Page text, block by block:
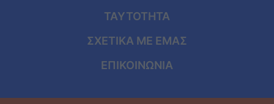
ΤΑΥΤΟΤΗΤΑ
ΣΧΕΤΙΚΑ ΜΕ ΕΜΑΣ
ΕΠΙΚΟΙΝΩΝΙΑ